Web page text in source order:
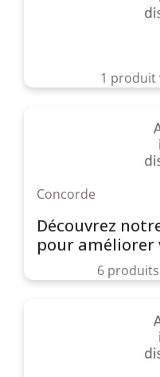
1 produit
Concorde
Découvrez
pour améliorer
6 produits